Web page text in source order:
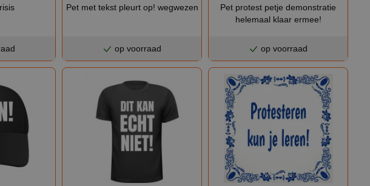
Pet met tekst pleurt op! wegwezen
op voorraad
Pet protest petje demonstratie
helemaal klaar ermee!
op voorraad